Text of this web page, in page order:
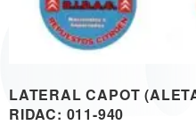
LATERAL CAPOT
RIDAC: 011-940